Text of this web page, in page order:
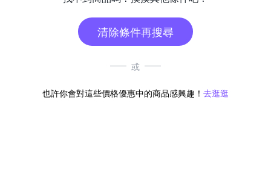
清除條件再搜尋
或
也許你會對這些價格優惠中的商品感興趣！ 去逛逛